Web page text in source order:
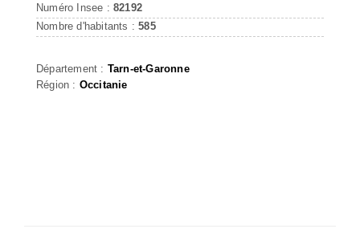
Numéro Insee : 82192
Nombre d'habitants :585
Département : Tarn-et-Garonne
Région : Occitanie